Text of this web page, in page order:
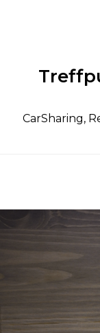
CarSharing,